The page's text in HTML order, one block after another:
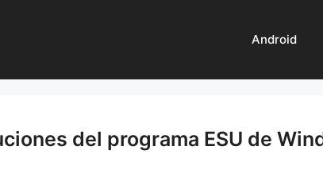
Android
del programa ESU de